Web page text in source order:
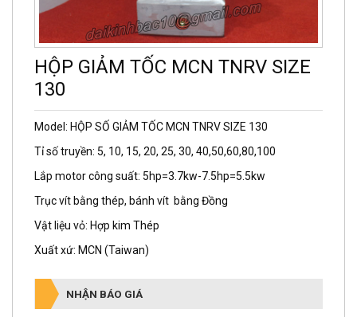
HỘP GIẢM TỐC MCN TNRV SIZE
130
Model: HỘP SỐ GIẢM TỐC MCN TNRV SIZE 130
Tỉ số truyền: 5, 10, 15, 20, 25, 30, 40,50,60,80,100
Lắp motor công suất: 5hp=3.7kw-7.5hp=5.5kw
Trục vít bằng thép, bánh vít bằng Đồng
Vật liệu vỏ: Hợp kim Thép
Xuất xứ: MCN (Taiwan)
NHẬN BÁO GIÁ